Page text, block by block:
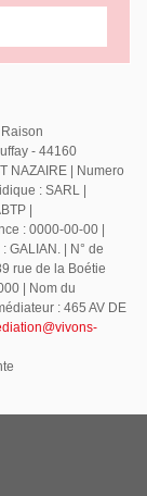
- 44160
NAZAIRE | Numero
: SARL |
|
: 0000-00-00 |
GALIAN. | N° de
rue de la Boétie
| Nom du
: 465 AV DE